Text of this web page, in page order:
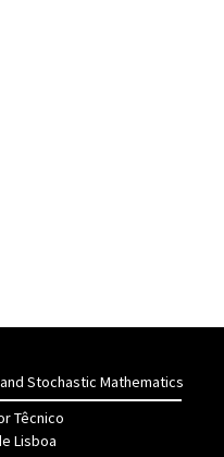
Stochastic Mathematics
Têcnico
Lisboa